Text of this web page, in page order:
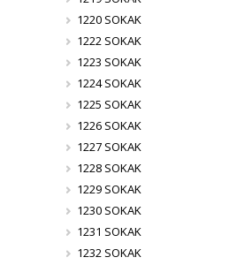
1220 SOKAK
1222 SOKAK
1223 SOKAK
1224 SOKAK
1225 SOKAK
1226 SOKAK
1227 SOKAK
1228 SOKAK
1229 SOKAK
1230 SOKAK
1231 SOKAK
1232 SOKAK